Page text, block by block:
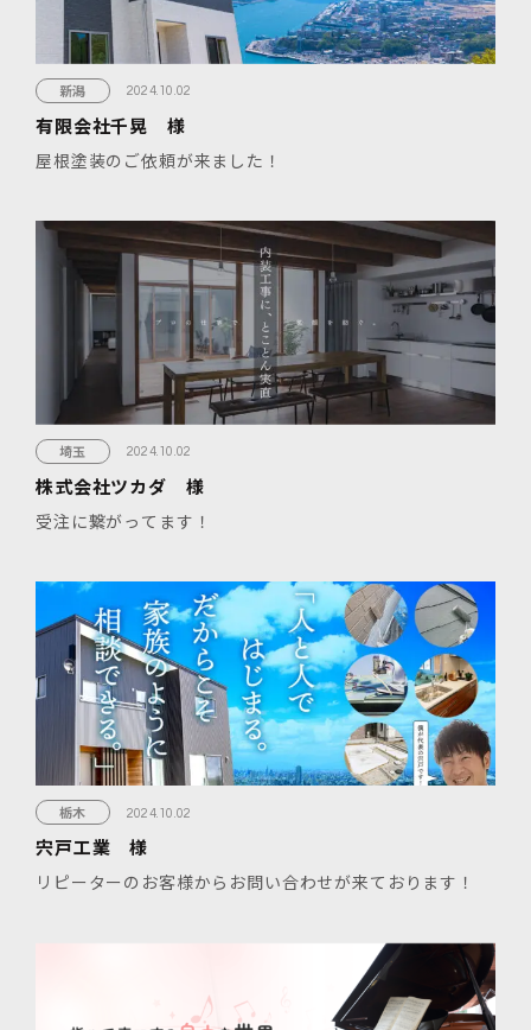
新潟 2024.10.02
有限会社千晃 様
屋根塗装のご依頼が来ました！
埼玉 2024.10.02
株式会社ツカダ 様
受注に繋がってます！
栃木 2024.10.02
宍戸工業 様
リピーターのお客様からお問い合わせが来ております！